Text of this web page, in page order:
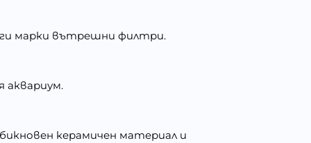
марки вътрешни филтри.
аквариум.
керамичен материал и